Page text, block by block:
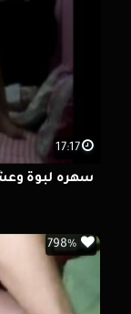
17:17
سهره لبوة
798%